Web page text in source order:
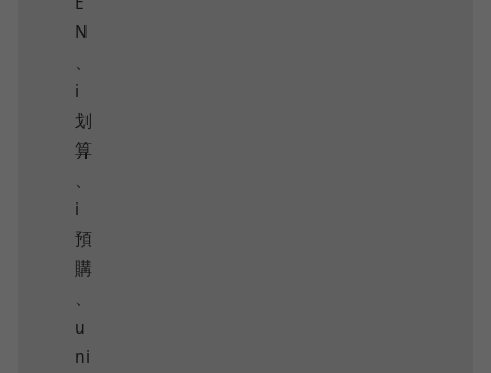
N
、
i
划
算
、
i
預
購
、
u
ni